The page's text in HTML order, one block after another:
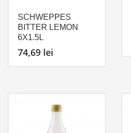
SCHWEPPES
BITTER LEMON
6X1.5L
74,69 lei